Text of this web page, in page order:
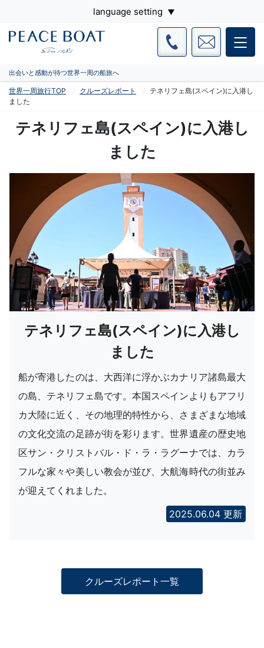
language setting
出会いと感動が待つ世界一周の船旅へ
世界一周旅行TOP クルーズレポート
テネリフェ島(スペイン)に入港し
ました
テネリフェ島(スペイン)に入港し
ました
テネリフェ島(スペイン)に入港し
ました
船が寄港したのは、大西洋に浮かぶカナリア諸島最大
の島、テネリフェ島です。本国スペインよりもアフリ
カ大陸に近く、その地理的特性から、さまざまな地域
の文化交流の足跡が街を彩ります。世界遺産の歴史地
区サン・クリストバル・ド・ラ・ラグーナでは、カラ
フルな家々や美しい教会が並び、大航海時代の街並み
が迎えてくれました。
2025.06.04 更新
クルーズレポート一覧